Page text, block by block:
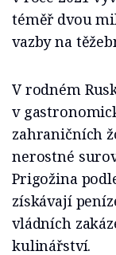
téměř dvou
vazby na
V rodném
v
zahraničních
nerostné
Prigožina
získávají
vládních
kulinářství.